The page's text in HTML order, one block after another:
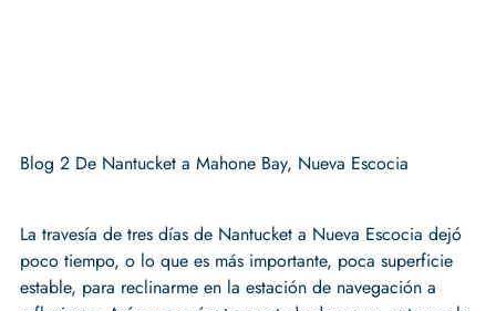
Blog 2 De Nantucket a Mahone Bay, Nueva Escocia
La travesía de tres días de Nantucket a Nueva Escocia dejó
poco tiempo, o lo que es más importante, poca superficie
estable, para reclinarme en la estación de navegación a